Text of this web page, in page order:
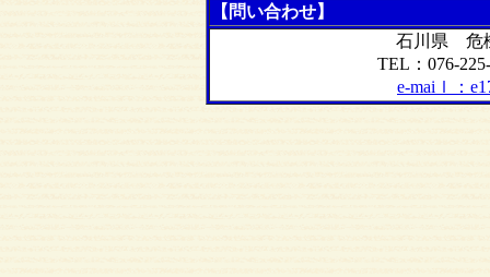
【問い合わせ】
石川県 危
TEL：076-
e-maiｌ：